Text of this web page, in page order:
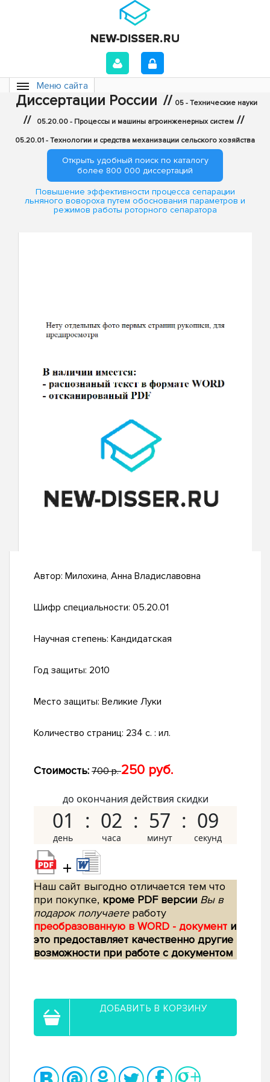
Меню сайта
Диссертации России // 05 - Технические науки
// 05.20.00 - Процессы и машины агроинженерных систем //
05.20.01 - Технологии и средства механизации сельского хозяйства
Открыть удобный поиск по каталогу
более 800 000 диссертаций
Повышение эффективности процесса сепарации
льняного вовороха путем обоснования параметров и
режимов работы роторного сепаратора
Автор: Милохина, Анна Владиславовна
Шифр специальности: 05.20.01
Научная степень: Кандидатская
Год защиты: 2010
Место защиты: Великие Луки
Количество страниц: 234 с. : ил.
Стоимость: 700 р.250 руб.
до окончания действия скидки
01 02 57 08
+
Наш сайт выгодно отличается тем что
при покупке, кроме PDF версии Вы в
подарок получаетеработу
преобразованную в WORD - документ и
это предоставляет качественно другие
возможности при работе с документом
ДОБАВИТЬ В КОРЗИНУ